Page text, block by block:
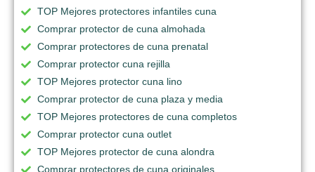
TOP Mejores protectores infantiles cuna
Comprar protector de cuna almohada
Comprar protectores de cuna prenatal
Comprar protector cuna rejilla
TOP Mejores protector cuna lino
Comprar protector de cuna plaza y media
TOP Mejores protectores de cuna completos
Comprar protector cuna outlet
TOP Mejores protector de cuna alondra
Comprar protectores de cuna originales